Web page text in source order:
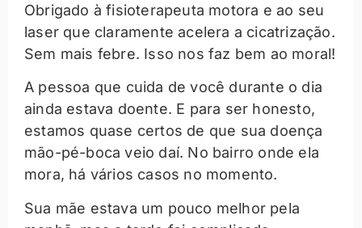
Obrigado à fisioterapeuta motora e ao seu
laser que claramente acelera a cicatrização.
Sem mais febre. Isso nos faz bem ao moral!
A pessoa que cuida de você durante o dia
ainda estava doente. E para ser honesto,
estamos quase certos de que sua doença
mão-pé-boca veio daí. No bairro onde ela
mora, há vários casos no momento.
Sua mãe estava um pouco melhor pela